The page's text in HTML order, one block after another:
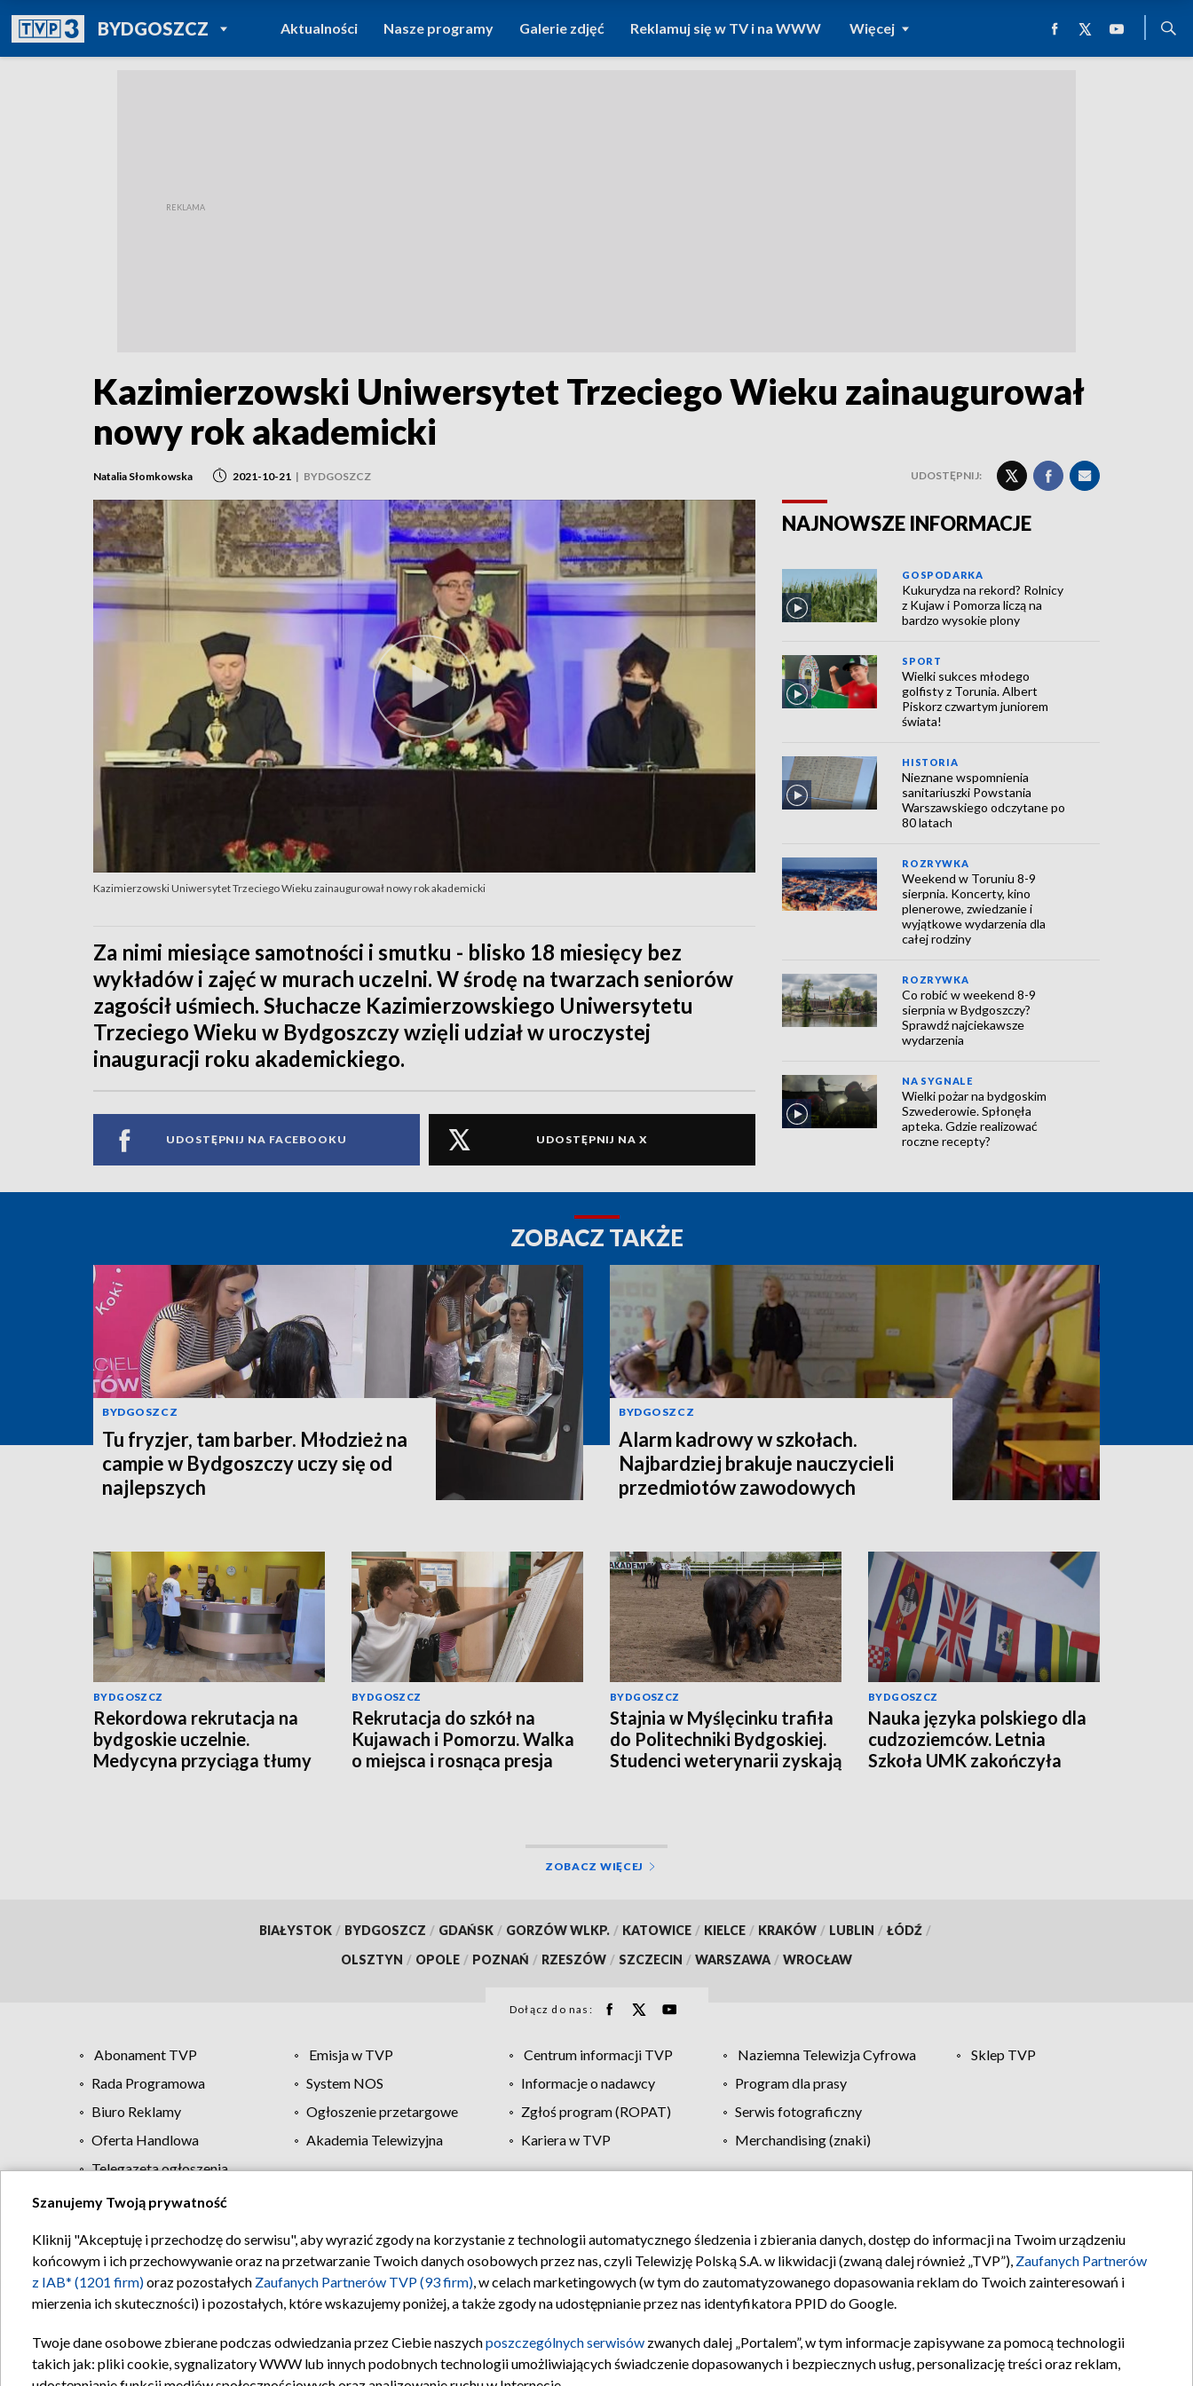
BYDGOSZCZPOWRÓT DO
TVP REGIONY
Aktualności Nasze programy Galerie zdjęć Reklamuj się w TV i na WWW Więcej
Kazimierzowski Uniwersytet Trzeciego Wieku zainaugurował
nowy rok akademicki
Natalia Słomkowska 2021-10-21 | BYDGOSZCZ UDOSTĘPNIJ:
Kazimierzowski Uniwersytet Trzeciego Wieku zainaugurował nowy rok akademicki
Za nimi miesiące samotności i smutku - blisko 18 miesięcy bez
wykładów i zajęć w murach uczelni. W środę na twarzach seniorów
zagościł uśmiech. Słuchacze Kazimierzowskiego Uniwersytetu
Trzeciego Wieku w Bydgoszczy wzięli udział w uroczystej
inauguracji roku akademickiego.
UDOSTĘPNIJ NA FACEBOOKU UDOSTĘPNIJ NA X
NAJNOWSZE INFORMACJE
GOSPODARKA
Kukurydza na rekord? Rolnicy
z Kujaw i Pomorza liczą na
bardzo wysokie plony
SPORT
Wielki sukces młodego
golfisty z Torunia. Albert
Piskorz czwartym juniorem
świata!
HISTORIA
Nieznane wspomnienia
sanitariuszki Powstania
Warszawskiego odczytane po
80 latach
ROZRYWKA
Weekend w Toruniu 8-9
sierpnia. Koncerty, kino
plenerowe, zwiedzanie i
wyjątkowe wydarzenia dla
całej rodziny
ROZRYWKA
Co robić w weekend 8-9
sierpnia w Bydgoszczy?
Sprawdź najciekawsze
wydarzenia
NA SYGNALE
Wielki pożar na bydgoskim
Szwederowie. Spłonęła
apteka. Gdzie realizować
roczne recepty?
ZOBACZ TAKŻE
BYDGOSZCZ
Tu fryzjer, tam barber. Młodzież na
campie w Bydgoszczy uczy się od
najlepszych
BYDGOSZCZ
Alarm kadrowy w szkołach.
Najbardziej brakuje nauczycieli
przedmiotów zawodowych
BYDGOSZCZ
Rekordowa rekrutacja na
bydgoskie uczelnie.
Medycyna przyciąga tłumy
BYDGOSZCZ
Rekrutacja do szkół na
Kujawach i Pomorzu. Walka
o miejsca i rosnąca presja
BYDGOSZCZ
Stajnia w Myślęcinku trafiła
do Politechniki Bydgoskiej.
Studenci weterynarii zyskają
BYDGOSZCZ
Nauka języka polskiego dla
cudzoziemców. Letnia
Szkoła UMK zakończyła
ZOBACZ WIĘCEJ
BIAŁYSTOK / BYDGOSZCZ / GDAŃSK / GORZÓW WLKP. / KATOWICE / KIELCE / KRAKÓW / LUBLIN / ŁÓDŹ /
OLSZTYN / OPOLE / POZNAŃ / RZESZÓW / SZCZECIN / WARSZAWA / WROCŁAW
Dołącz do nas:
Abonament TVP Emisja w TVP Centrum informacji TVP Naziemna Telewizja Cyfrowa
Sklep TVP
Rada Programowa
System NOS Informacje o nadawcy
Program dla prasy
Biuro Reklamy
Ogłoszenie przetargowe Zgłoś program (ROPAT)
Serwis fotograficzny
Oferta Handlowa
Akademia Telewizyjna Kariera w TVP
Merchandising (znaki)
Telegazeta ogłoszenia
Regulamin TVP Polityka prywatności Moje zgody Pomoc Biuro reklamy Kontakt
Szanujemy Twoją prywatność
Kliknij "Akceptuję i przechodzę do serwisu", aby wyrazić zgody na korzystanie z technologii automatycznego śledzenia i zbierania danych, dostęp do informacji na Twoim urządzeniu
końcowym i ich przechowywanie oraz na przetwarzanie Twoich danych osobowych przez nas, czyli Telewizję Polską S.A. w likwidacji (zwaną dalej również „TVP”), Zaufanych Partnerów
z IAB* (1201 firm)oraz pozostałych Zaufanych Partnerów TVP (93 firm), w celach marketingowych (w tym do zautomatyzowanego dopasowania reklam do Twoich zainteresowań i
mierzenia ich skuteczności) i pozostałych, które wskazujemy poniżej, a także zgody na udostępnianie przez nas identyfikatora PPID do Google.
Twoje dane osobowe zbierane podczas odwiedzania przez Ciebie naszychposzczególnych serwisów zwanych dalej „Portalem”, w tym informacje zapisywane za pomocą technologii
takich jak: pliki cookie, sygnalizatory WWW lub innych podobnych technologii umożliwiających świadczenie dopasowanych i bezpiecznych usług, personalizację treści oraz reklam,